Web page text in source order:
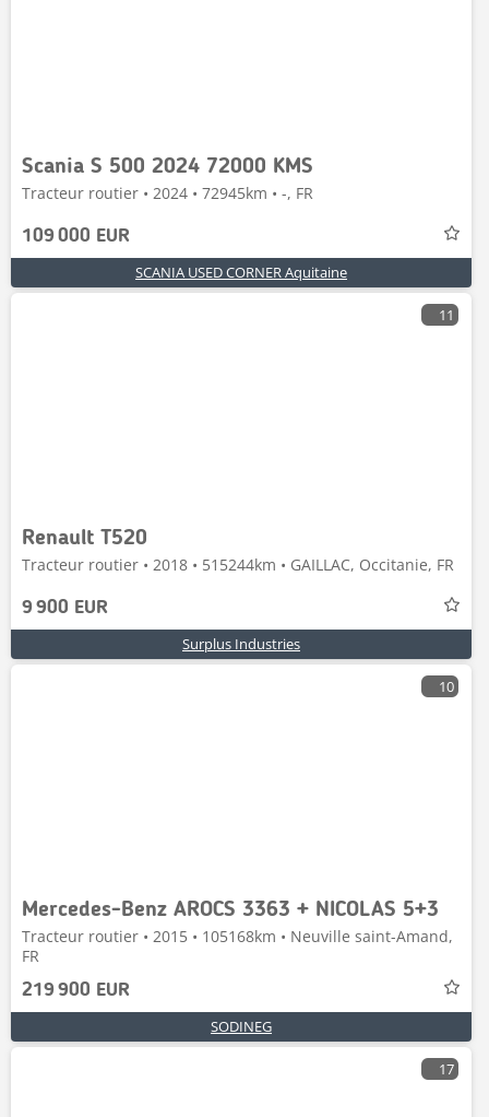
Scania S 500 2024 72000 KMS
Tracteur routier • 2024 • 72945km • -, FR
109 000 EUR
SCANIA USED CORNER Aquitaine
11
Renault T520
Tracteur routier • 2018 • 515244km • GAILLAC, Occitanie, FR
9 900 EUR
Surplus Industries
10
Mercedes-Benz AROCS 3363 + NICOLAS 5+3
Tracteur routier • 2015 • 105168km • Neuville saint-Amand,
FR
219 900 EUR
SODINEG
17